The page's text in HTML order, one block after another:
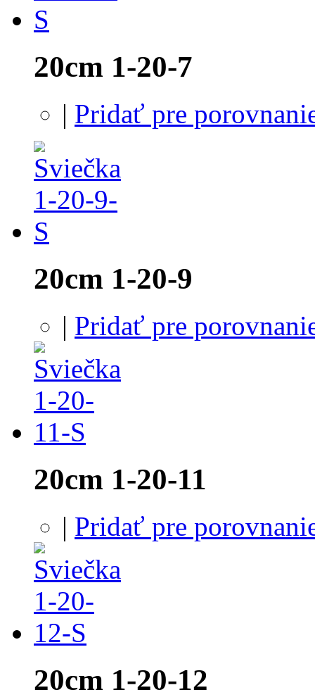
20cm 1-20-7
| Pridať pre
20cm 1-20-9
| Pridať pre
20cm 1-20-11
| Pridať pre
20cm 1-20-12